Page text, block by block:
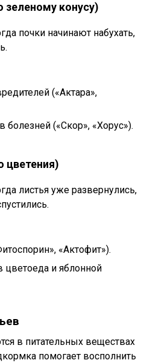
зеленому конусу)
почки начинают набухать,
(«Актара»,
(«Скор», «Хорус»).
цветения)
листья уже развернулись,
«Актофит»).
цветоеда и яблонной
в питательных веществах
помогает восполнить